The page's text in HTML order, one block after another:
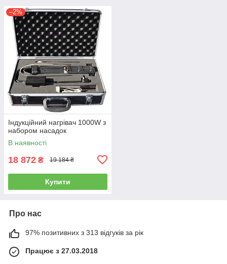
–2%
Індукційний нагрівач 1000W з
набором насадок
В наявності
18 872 ₴ 19 184 ₴
Купити
Про нас
97% позитивних з 313 відгуків за рік
Працює з 27.03.2018